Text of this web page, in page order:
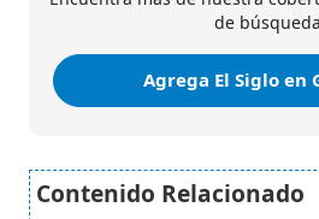
de
Agrega El Siglo en